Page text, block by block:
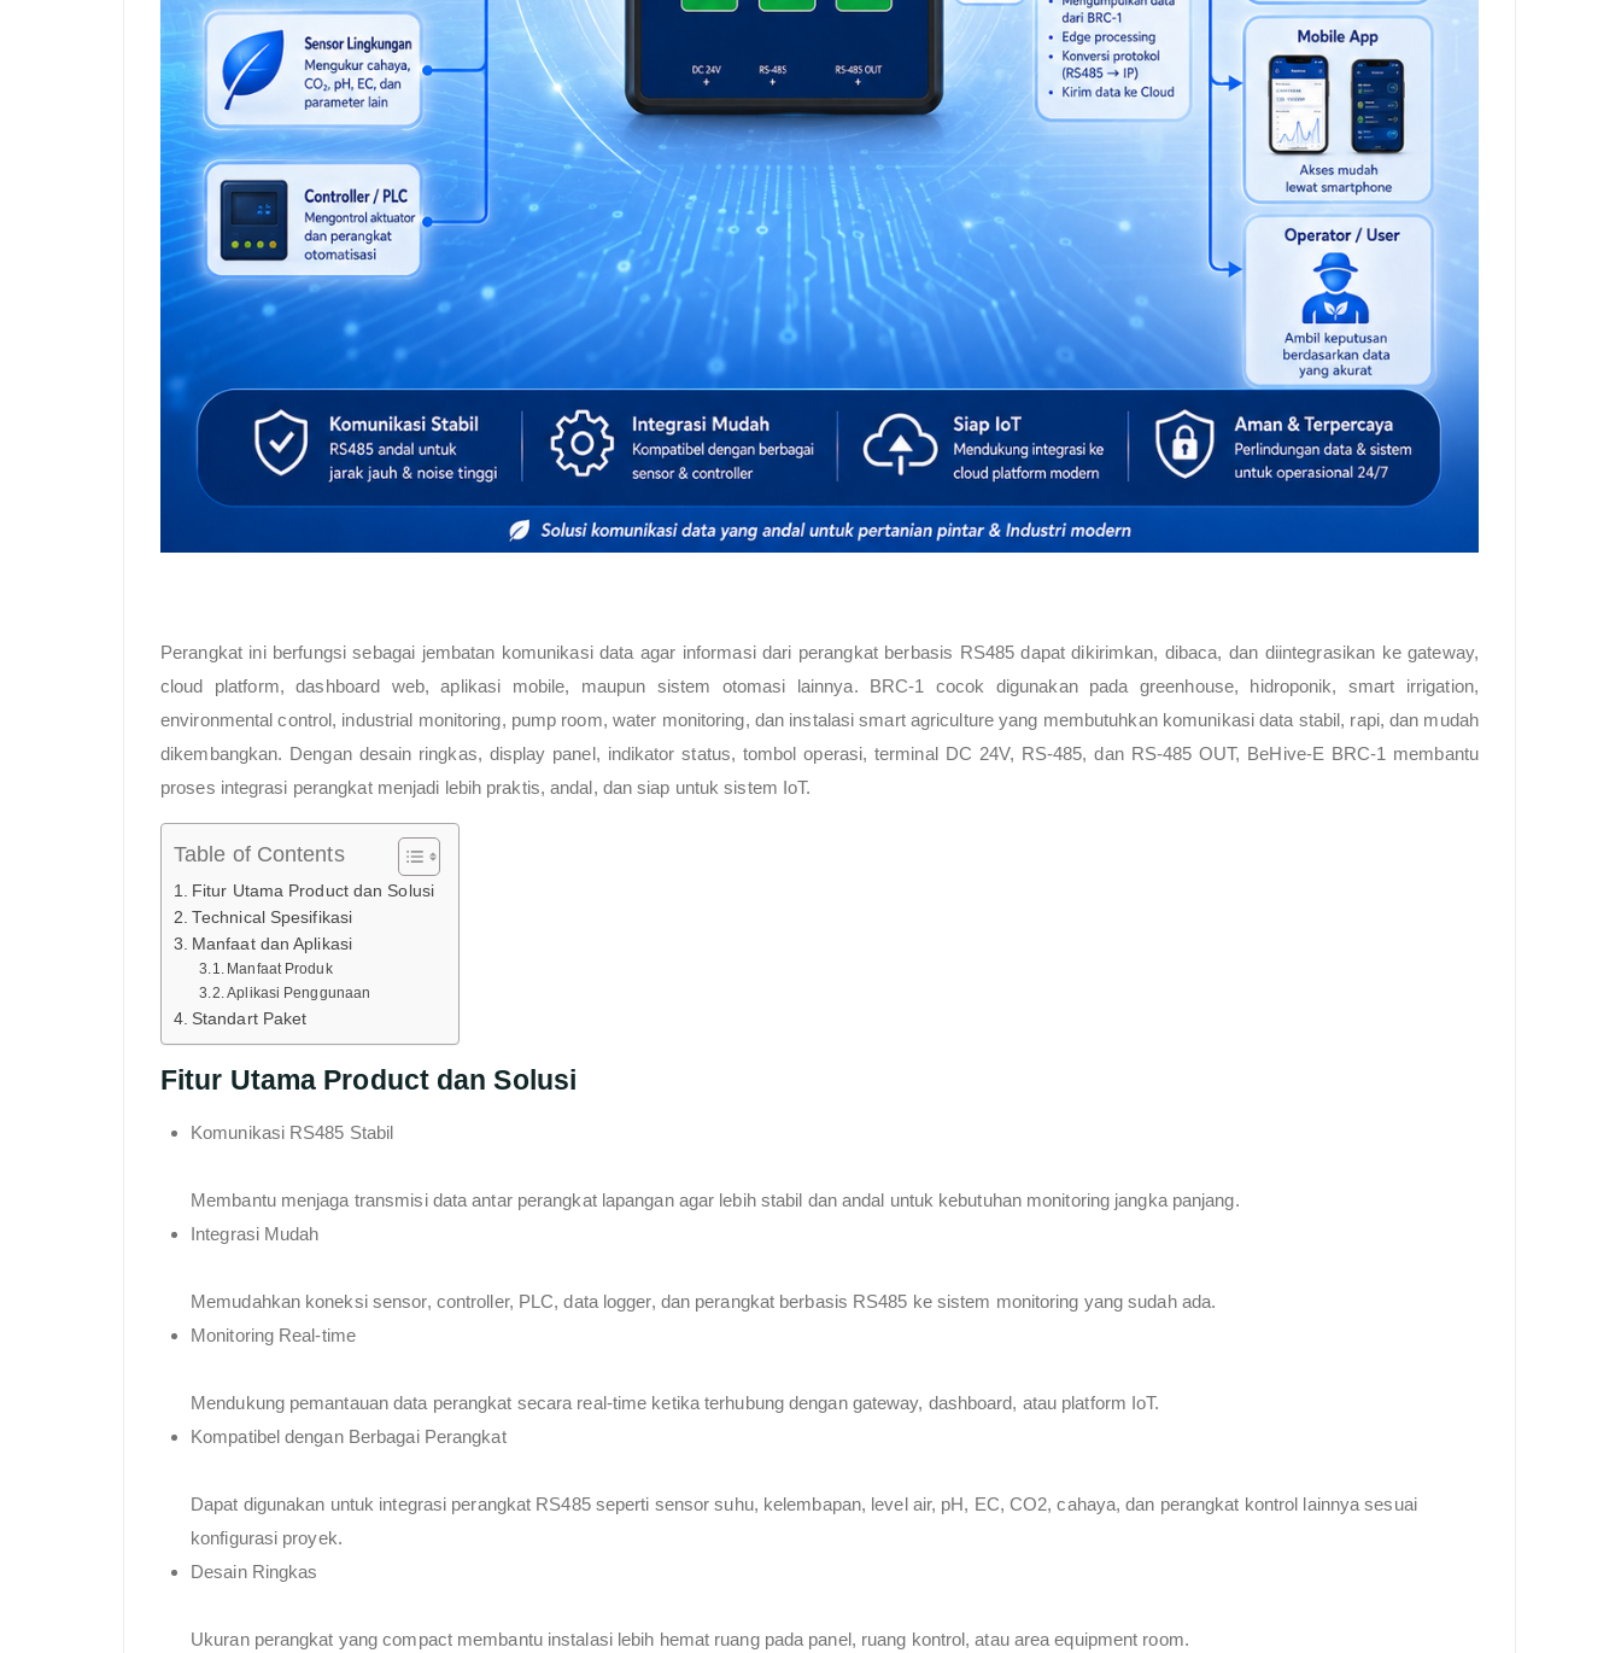
Perangkat ini berfungsi sebagai jembatan komunikasi data agar informasi dari perangkat berbasis RS485 dapat dikirimkan, dibaca, dan diintegrasikan ke gateway,
cloud platform, dashboard web, aplikasi mobile, maupun sistem otomasi lainnya. BRC-1 cocok digunakan pada greenhouse, hidroponik, smart irrigation,
environmental control, industrial monitoring, pump room, water monitoring, dan instalasi smart agriculture yang membutuhkan komunikasi data stabil, rapi, dan mudah
dikembangkan. Dengan desain ringkas, display panel, indikator status, tombol operasi, terminal DC 24V, RS-485, dan RS-485 OUT, BeHive-E BRC-1 membantu
proses integrasi perangkat menjadi lebih praktis, andal, dan siap untuk sistem IoT.
Table of Contents
Fitur Utama Product dan Solusi
Technical Spesifikasi
Manfaat dan Aplikasi
Manfaat Produk
Aplikasi Penggunaan
Standart Paket
Fitur Utama Product dan Solusi
Komunikasi RS485 Stabil
Membantu menjaga transmisi data antar perangkat lapangan agar lebih stabil dan andal untuk kebutuhan monitoring jangka panjang.
Integrasi Mudah
Memudahkan koneksi sensor, controller, PLC, data logger, dan perangkat berbasis RS485 ke sistem monitoring yang sudah ada.
Monitoring Real-time
Mendukung pemantauan data perangkat secara real-time ketika terhubung dengan gateway, dashboard, atau platform IoT.
Kompatibel dengan Berbagai Perangkat
Dapat digunakan untuk integrasi perangkat RS485 seperti sensor suhu, kelembapan, level air, pH, EC, CO2, cahaya, dan perangkat kontrol lainnya sesuai
konfigurasi proyek.
Desain Ringkas
Ukuran perangkat yang compact membantu instalasi lebih hemat ruang pada panel, ruang kontrol, atau area equipment room.